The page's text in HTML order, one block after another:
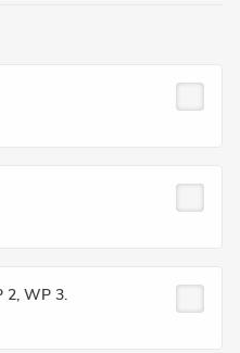
2, WP 3.